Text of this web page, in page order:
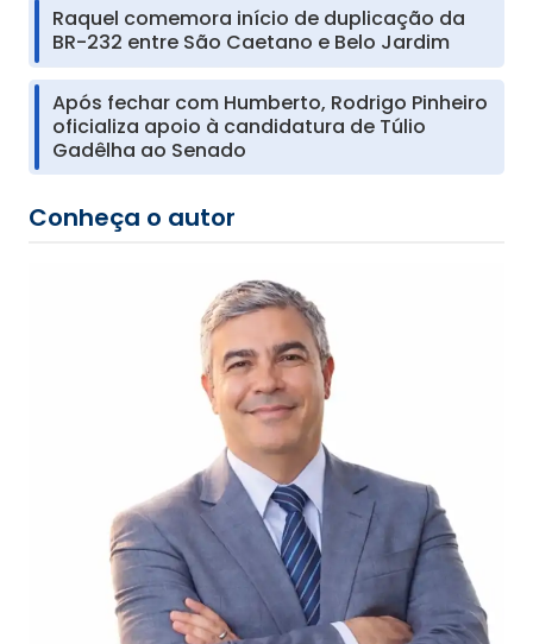
Raquel comemora início de duplicação da
BR-232 entre São Caetano e Belo Jardim
Após fechar com Humberto, Rodrigo Pinheiro
oficializa apoio à candidatura de Túlio
Gadêlha ao Senado
Conheça o autor